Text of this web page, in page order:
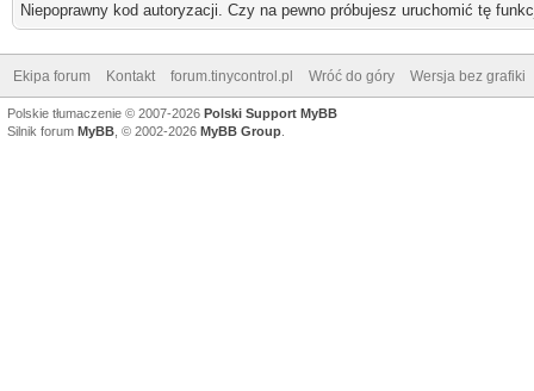
Niepoprawny kod autoryzacji. Czy na pewno próbujesz uruchomić tę
Ekipa forum Kontakt forum.tinycontrol.pl Wróć do góry Wersja bez grafiki
Polskie tłumaczenie © 2007-2026 Polski Support MyBB
Silnik forum MyBB , © 2002-2026 MyBB Group